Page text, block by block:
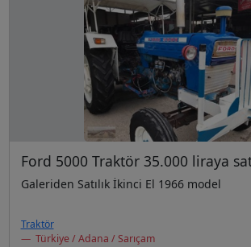
Ford 5000 Traktör 35.000 liraya
Galeriden Satılık İkinci El 1966 model
Traktör
Türkiye / Adana / Sarıçam